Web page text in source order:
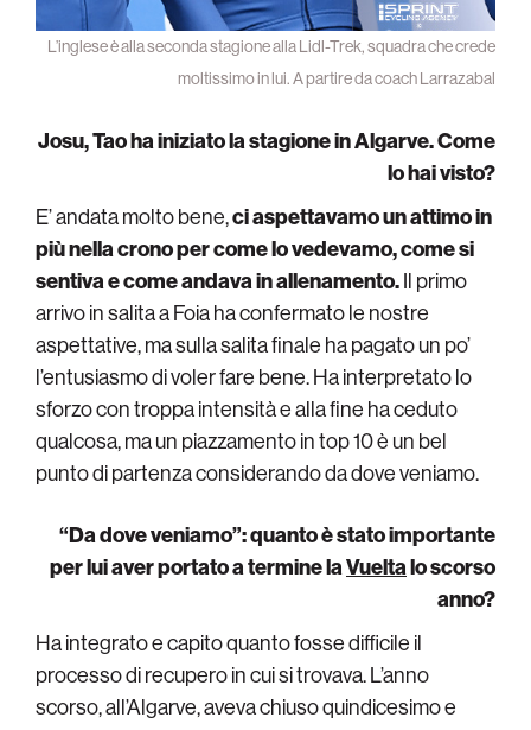
L’inglese è alla seconda stagione alla Lidl-Trek, squadra che crede
moltissimo in lui. A partire da coach Larrazabal
Josu, Tao ha iniziato la stagione in Algarve. Come
lo hai visto?
E’ andata molto bene,ci aspettavamo un attimo in
più nella crono per come lo vedevamo, come si
sentiva e come andava in allenamento.Il primo
arrivo in salita a Foia ha confermato le nostre
aspettative, ma sulla salita finale ha pagato un po’
l’entusiasmo di voler fare bene. Ha interpretato lo
sforzo con troppa intensità e alla fine ha ceduto
qualcosa, ma un piazzamento in top 10 è un bel
punto di partenza considerando da dove veniamo.
“Da dove veniamo”: quanto è stato importante
per lui aver portato a termine laVueltalo scorso
anno?
Ha integrato e capito quanto fosse difficile il
processo di recupero in cui si trovava. L’anno
scorso, all’Algarve, aveva chiuso quindicesimo e